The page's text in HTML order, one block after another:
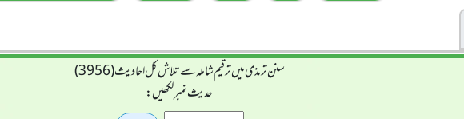
سنن ترمذی میں ترقیم شاملہ سے تلاش کل احادیث (3956)
حدیث نمبر لکھیں: